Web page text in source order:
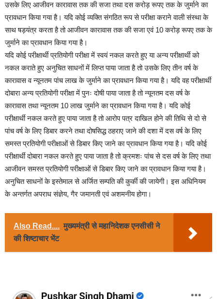
उसके लिए आजीवन कारावास तक की सजा तथा दस करोड़ रूपए तक के जुर्माने का
प्रावधान किया गया है। यदि कोई व्यक्ति संगठित रूप से परीक्षा कराने वाली संस्था के
साथ षड़यंत्र करता है तो आजीवन कारावास तक की सजा एवं 10 करोड़ रूपए तक के
जुर्माने का प्रावधान किया गया है।
यदि कोई परीक्षार्थी प्रतियोगी परीक्षा में स्वयं नकल करते हुए या अन्य परीक्षार्थी को
नकल कराते हुए अनुचित साधनों में लिप्त पाया जाता है तो उसके लिए तीन वर्ष के
कारावास व न्यूनतम पांच लाख के जुर्माने का प्रावधान किया गया है। यदि वह परीक्षार्थी
दोबारा अन्य प्रतियोगी परीक्षा में पुनः दोषी पाया जाता है तो न्यूनतम दस वर्ष के
कारावास तथा न्यूनतम 10 लाख जुर्माने का प्रावधान किया गया है। यदि कोई
परीक्षार्थी नकल करते हुए पाया जाता है तो आरोप पत्र दाखिल होने की तिथि से दो से
पांच वर्ष के लिए डिबार करने तथा दोषसिद्ध ठहराए जाने की दशा में दस वर्ष के लिए
समस्त प्रतियोगी परीक्षाओं से डिबार किए जाने का प्रावधान किया गया है। यदि कोई
परीक्षार्थी दोबारा नकल करते हुए पाया जाता है तो क्रमशः पांच से दस वर्ष के लिए तथा
आजीवन समस्त प्रतियोगी परीक्षाओं से डिबार किए जाने का प्रावधान किया गया है।
अनुचित साधनों के इस्तेमाल से अर्जित सम्पति की कुर्की की जायेगी। इस अधिनियम
के अन्तर्गत अपराध संज्ञेय, गैर जमानती एवं अशमनीय होगा।
Also Read.... मुख्यमंत्री से महानिदेशक एनसीसी ने
की शिष्टाचार भेंट